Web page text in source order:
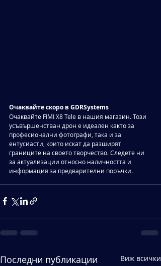
Очаквайте скоро в GDRSystems
Очаквайте FIMI X8 Tele в нашия магазин. Този
усъвършенстван дрон е идеален както за
професионални фотографи, така и за
ентусиасти, които искат да разширят
границите на своето творчество. Следете ни
за актуализации относно наличността и
информация за предварителни поръчки.
Последни публикации Виж всички